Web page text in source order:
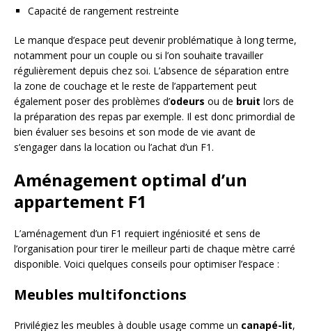
Capacité de rangement restreinte
Le manque d’espace peut devenir problématique à long terme,
notamment pour un couple ou si l’on souhaite travailler
régulièrement depuis chez soi. L’absence de séparation entre
la zone de couchage et le reste de l’appartement peut
également poser des problèmes d’odeurs ou de bruit lors de
la préparation des repas par exemple. Il est donc primordial de
bien évaluer ses besoins et son mode de vie avant de
s’engager dans la location ou l’achat d’un F1.
Aménagement optimal d’un
appartement F1
L’aménagement d’un F1 requiert ingéniosité et sens de
l’organisation pour tirer le meilleur parti de chaque mètre carré
disponible. Voici quelques conseils pour optimiser l’espace :
Meubles multifonctions
Privilégiez les meubles à double usage comme un canapé-lit,